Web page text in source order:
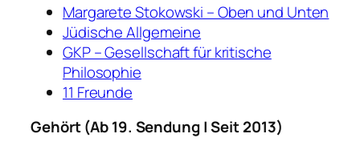
Margarete Stokowski – Oben und Unten
Jüdische Allgemeine
GKP – Gesellschaft für kritische
Philosophie
11 Freunde
Gehört (Ab 19. Sendung | Seit 2013)